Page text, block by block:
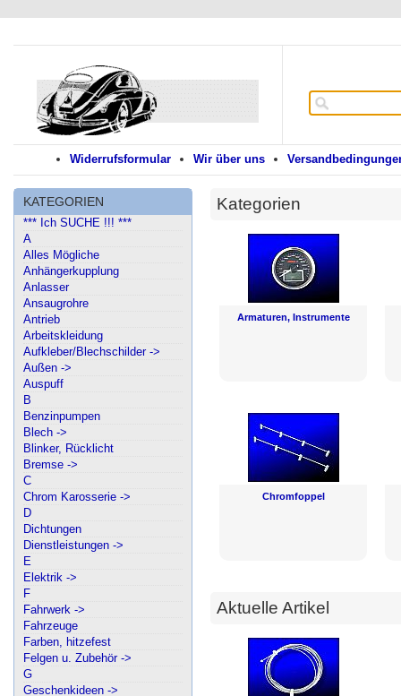
Wir über uns
Widerrufsformular
KATEGORIEN
*** Ich SUCHE !!! ***
A
Alles Mögliche
Anhängerkupplung
Anlasser
Ansaugrohre
Antrieb
Arbeitskleidung
Aufkleber/Blechschilder ->
Außen ->
Auspuff
B
Benzinpumpen
Blech ->
Blinker, Rücklicht
Bremse ->
C
Chrom Karosserie ->
D
Dichtungen
Dienstleistungen ->
E
Elektrik ->
F
Fahrwerk ->
Fahrzeuge
Farben, hitzefest
Felgen u. Zubehör ->
G
Geschenkideen ->
Kategorien
Armaturen, Instrumente
Chromfoppel
Aktuelle Artikel